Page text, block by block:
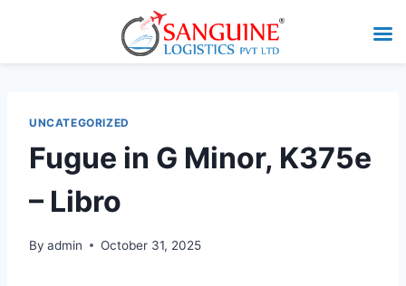
UNCATEGORIZED
Fugue in G Minor, K375e
– Libro
By admin October 31, 2025